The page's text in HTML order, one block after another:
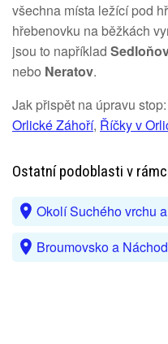
všechna místa ležící pod
hřebenovku na běžkách
jsou to například
nebo Neratov.
Jak přispět na úpravu stop:
Orlické Záhoří, Říčky v
Ostatní podoblasti v
Okolí Suchého vrchu
Broumovsko a